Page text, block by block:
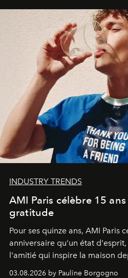
INDUSTRY TRENDS
AMI Paris célèbre 15
gratitude
Pour ses quinze ans, AMI Paris
anniversaire qu'un état
l'amitié qui inspire la maison
03.08.2026 by Pauline Borgogno